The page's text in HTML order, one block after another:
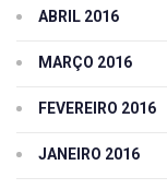
ABRIL 2016
MARÇO 2016
FEVEREIRO 2016
JANEIRO 2016